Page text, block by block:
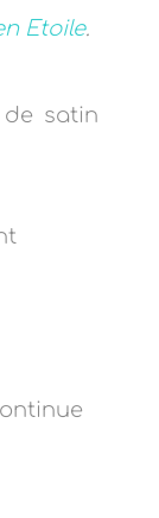
Etoile.
de satin